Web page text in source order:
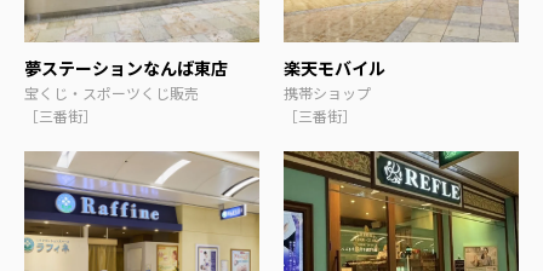
夢ステーションなんば東店
宝くじ・スポーツくじ販売
［三番街］
楽天モバイル
携帯ショップ
［三番街］